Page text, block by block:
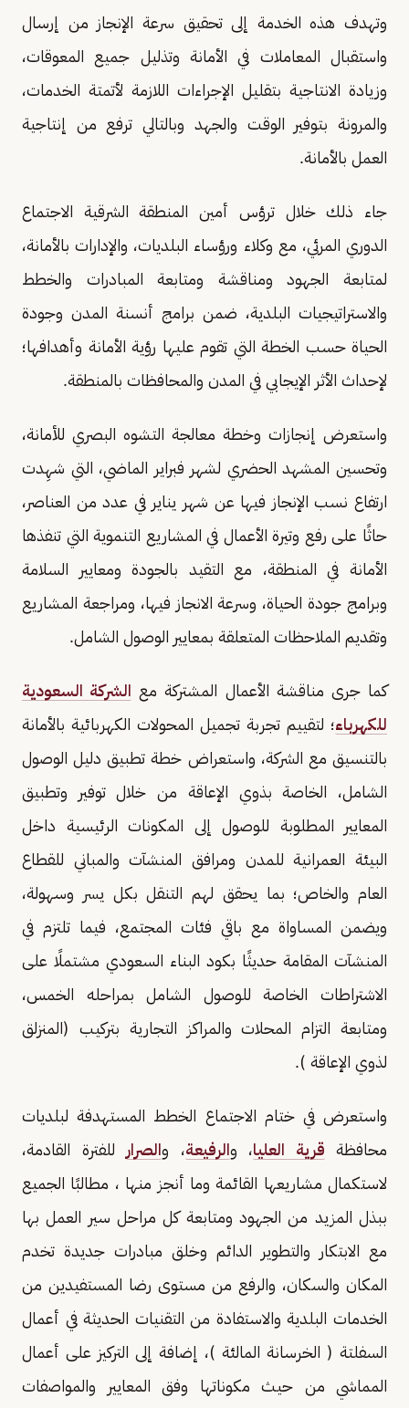
وتهدف هذه الخدمة إلى تحقيق سرعة الإنجاز من إرسال
واستقبال المعاملات في الأمانة وتذليل جميع المعوقات،
وزيادة الانتاجية بتقليل الإجراءات اللازمة لأتمتة الخدمات،
والمرونة بتوفير الوقت والجهد وبالتالي ترفع من إنتاجية
العمل بالأمانة.
جاء ذلك خلال ترؤس أمين المنطقة الشرقية الاجتماع
الدوري المرئي، مع وكلاء ورؤساء البلديات، والإدارات بالأمانة،
لمتابعة الجهود ومناقشة ومتابعة المبادرات والخطط
والاستراتيجيات البلدية، ضمن برامج أنسنة المدن وجودة
الحياة حسب الخطة التي تقوم عليها رؤية الأمانة وأهدافها؛
لإحداث الأثر الإيجابي في المدن والمحافظات بالمنطقة.
واستعرض إنجازات وخطة معالجة التشوه البصري للأمانة،
وتحسين المشهد الحضري لشهر فبراير الماضي، التي شهِدت
ارتفاع نسب الإنجاز فيها عن شهر يناير في عدد من العناصر،
حاثًا على رفع وتيرة الأعمال في المشاريع التنموية التي تنفذها
الأمانة في المنطقة، مع التقيد بالجودة ومعايير السلامة
وبرامج جودة الحياة، وسرعة الانجاز فيها، ومراجعة المشاريع
وتقديم الملاحظات المتعلقة بمعايير الوصول الشامل.
كما جرى مناقشة الأعمال المشتركة مع الشركة السعودية
للكهرباء؛ لتقييم تجربة تجميل المحولات الكهربائية بالأمانة
بالتنسيق مع الشركة، واستعراض خطة تطبيق دليل الوصول
الشامل، الخاصة بذوي الإعاقة من خلال توفير وتطبيق
المعايير المطلوبة للوصول إلى المكونات الرئيسية داخل
البيئة العمرانية للمدن ومرافق المنشآت والمباني للقطاع
العام والخاص؛ بما يحقق لهم التنقل بكل يسر وسهولة،
ويضمن المساواة مع باقي فئات المجتمع، فيما تلتزم في
المنشآت المقامة حديثًا بكود البناء السعودي مشتملًا على
الاشتراطات الخاصة للوصول الشامل بمراحله الخمس،
ومتابعة التزام المحلات والمراكز التجارية بتركيب (المنزلق
لذوي الإعاقة ).
واستعرض في ختام الاجتماع الخطط المستهدفة لبلديات
محافظة قرية العليا، والرفيعة، والصرار للفترة القادمة،
لاستكمال مشاريعها القائمة وما أنجز منها ، مطالبًا الجميع
ببذل المزيد من الجهود ومتابعة كل مراحل سير العمل بها
مع الابتكار والتطوير الدائم وخلق مبادرات جديدة تخدم
المكان والسكان، والرفع من مستوى رضا المستفيدين من
الخدمات البلدية والاستفادة من التقنيات الحديثة في أعمال
السفلتة ( الخرسانة المالئة )، إضافة إلى التركيز على أعمال
المماشي من حيث مكوناتها وفق المعايير والمواصفات